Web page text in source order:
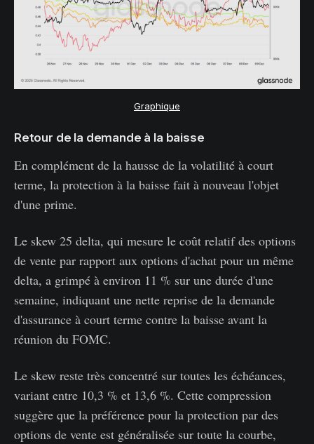
Graphique
Retour de la demande à la baisse
En complément de la hausse de la volatilité à court
terme, la protection à la baisse fait à nouveau l'objet
d'une prime.
Le skew 25 delta, qui mesure le coût relatif des options
de vente par rapport aux options d'achat pour un même
delta, a grimpé à environ 11 % sur une durée d'une
semaine, indiquant une nette reprise de la demande
d'assurance à court terme contre la baisse avant la
réunion du FOMC.
Le skew reste très concentré sur toutes les échéances,
variant entre 10,3 % et 13,6 %. Cette compression
suggère que la préférence pour la protection par des
options de vente est généralisée sur toute la courbe,